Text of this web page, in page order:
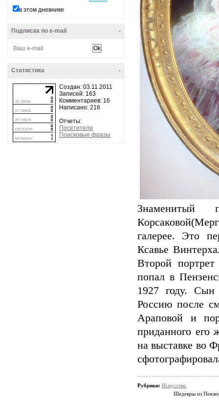
в этом дневнике
-
Подписка по e-mail
-
Статистика
Создан: 03.11.2011
Записей: 163
Комментариев: 16
Написано: 216
Отчеты:
Посетители
Поисковые фразы
Знаменитый
галерее. Это
Ксавье
Второй
попал в
1927 году.
Россию после
Араповой и
приданного его
на выставке во
Рубрики: Искусство
Шедевры из